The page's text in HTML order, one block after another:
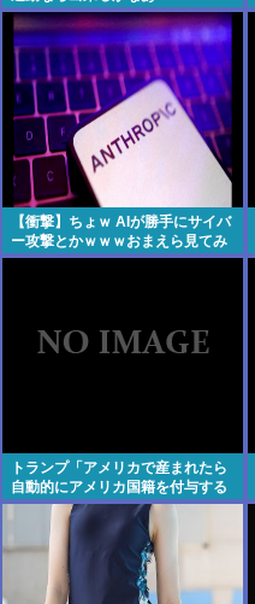
【衝撃】ちょｗ AIが勝手にサイバ
ー攻撃とかｗｗｗおまえら見てみ
ろｗｗｗ
トランプ「アメリカで産まれたら
自動的にアメリカ国籍を付与する
のをやめる！」